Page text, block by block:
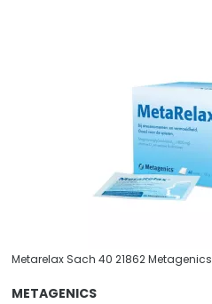
Metarelax Sach 40 21862 Metagenics
METAGENICS